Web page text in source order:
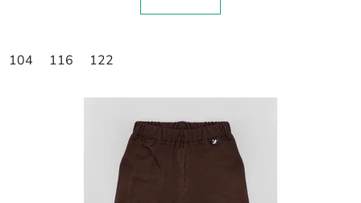
104 116 122